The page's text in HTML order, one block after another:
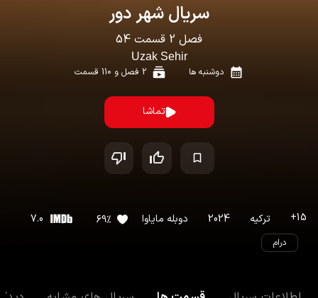
سریالشهر دور
فصل 2 قسمت 54
Uzak Sehir
دوشنبه ها 2 فصل و 110 قسمت
تماشا
15
+ ترکیه 2024 دوبله مایاوا 69%
7.0
درام